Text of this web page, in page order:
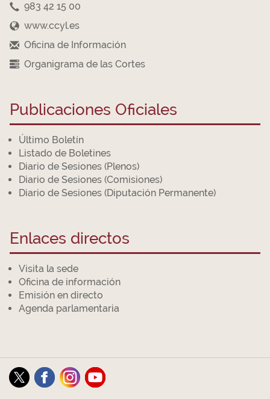
983 42 15 00
www.ccyl.es
Oficina de Información
Organigrama de las Cortes
Publicaciones Oficiales
Último Boletín
Listado de Boletines
Diario de Sesiones (Plenos)
Diario de Sesiones (Comisiones)
Diario de Sesiones (Diputación Permanente)
Enlaces directos
Visita la sede
Oficina de información
Emisión en directo
Agenda parlamentaria